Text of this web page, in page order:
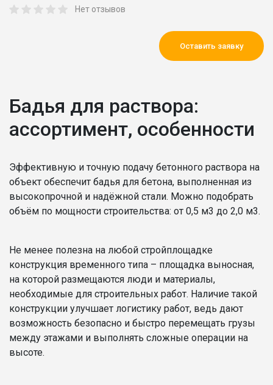
Нет отзывов
Оставить заявку
Бадья для раствора:
ассортимент, особенности
Эффективную и точную подачу бетонного раствора на
объект обеспечит бадья для бетона, выполненная из
высокопрочной и надёжной стали. Можно подобрать
объём по мощности строительства: от 0,5 м3 до 2,0 м3.
Не менее полезна на любой стройплощадке
конструкция временного типа – площадка выносная,
на которой размещаются люди и материалы,
необходимые для строительных работ. Наличие такой
конструкции улучшает логистику работ, ведь дают
возможность безопасно и быстро перемещать грузы
между этажами и выполнять сложные операции на
высоте.